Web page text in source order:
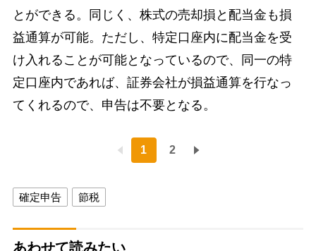
とができる。同じく、株式の売却損と配当金も損
益通算が可能。ただし、特定口座内に配当金を受
け入れることが可能となっているので、同一の特
定口座内であれば、証券会社が損益通算を行なっ
てくれるので、申告は不要となる。
1 2
確定申告 節税
あわせて読みたい